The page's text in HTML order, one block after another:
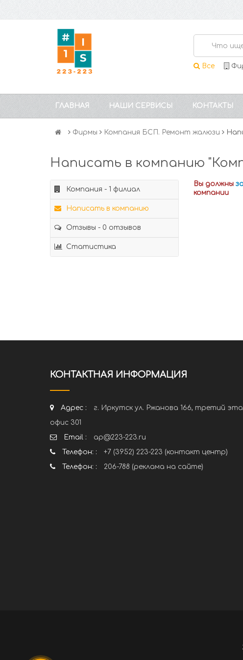
Все
ГЛАВНАЯ НАШИ СЕРВИСЫ КОНТАКТЫ
Фирмы Компания БСП. Ремонт жалюзи
Написать в компанию
Компания - 1 филиал
Написать в компанию
Отзывы - 0 отзывов
Статистика
Вы должны
компании
КОНТАКТНАЯ ИНФОРМАЦИЯ
Адрес :
г. Иркутск ул. Ржанова 166, третий
офис 301
Email :
ap@223-223.ru
Телефон: :
+7 (3952) 223-223 (контакт центр)
Телефон: :
206-788 (реклама на сайте)